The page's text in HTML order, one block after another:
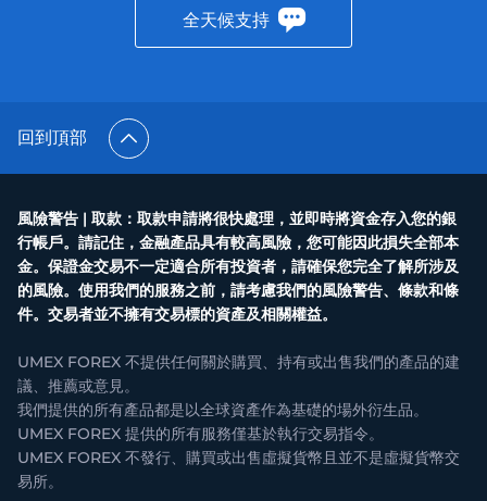
全天候支持
回到頂部
風險警告 | 取款：取款申請將很快處理，並即時將資金存入您的銀
行帳戶。請記住，金融產品具有較高風險，您可能因此損失全部本
金。保證金交易不一定適合所有投資者，請確保您完全了解所涉及
的風險。使用我們的服務之前，請考慮我們的風險警告、條款和條
件。交易者並不擁有交易標的資產及相關權益。
UMEX FOREX 不提供任何關於購買、持有或出售我們的產品的建
議、推薦或意見。
我們提供的所有產品都是以全球資產作為基礎的場外衍生品。
UMEX FOREX 提供的所有服務僅基於執行交易指令。
UMEX FOREX 不發行、購買或出售虛擬貨幣且並不是虛擬貨幣交
易所。